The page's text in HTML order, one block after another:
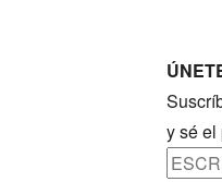
y sé el